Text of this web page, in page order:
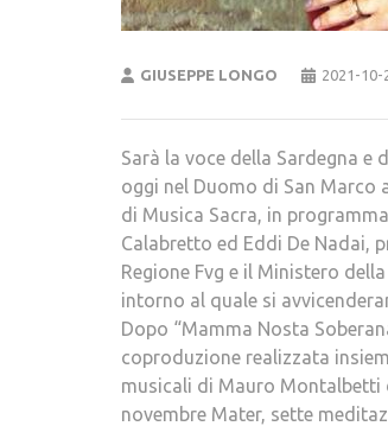
GIUSEPPE LONGO 2021-10-
Sarà la voce della Sardegna e
oggi nel Duomo di San Marco
di Musica Sacra, in
Calabretto ed Eddi De Nadai,
Regione Fvg e il Ministero
intorno al quale si
Dopo “Mamma Nosta
coproduzione realizzata
musicali di Mauro Montalbetti
novembre Mater, sette